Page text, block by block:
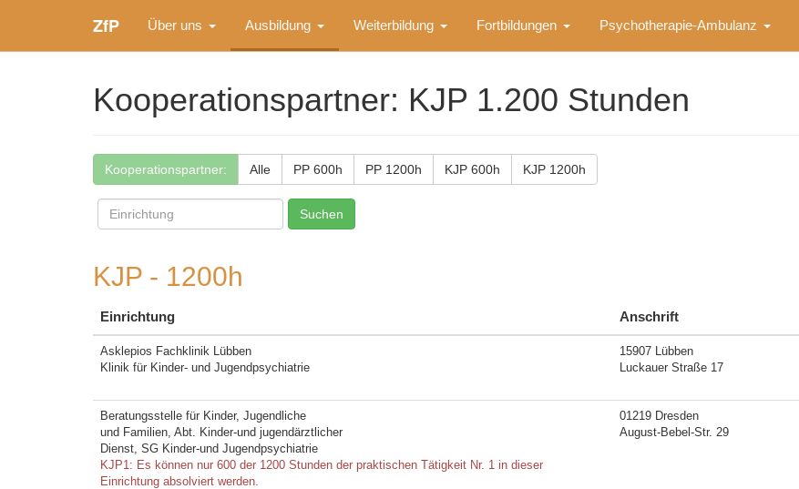
ZfP Über uns Ausbildung Weiterbildung Fortbildungen Psychotherapie-Ambulanz
Kooperationspartner: KJP 1.200 Stunden
Kooperationspartner: Alle PP 600h PP 1200h KJP 600h KJP 1200h
KJP - 1200h
Einrichtung Anschrift
Asklepios Fachklinik Lübben
Klinik für Kinder- und Jugendpsychiatrie
15907 Lübben
Luckauer Straße 17
Beratungsstelle für Kinder, Jugendliche
und Familien, Abt. Kinder-und jugendärztlicher
Dienst, SG Kinder-und Jugendpsychiatrie
KJP1: Es können nur 600 der 1200 Stunden der praktischen Tätigkeit Nr. 1 in dieser
Einrichtung absolviert werden.
01219 Dresden
August-Bebel-Str. 29